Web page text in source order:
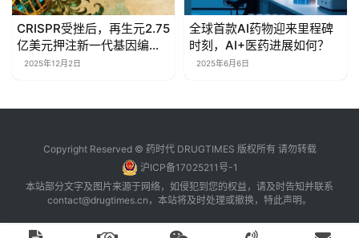
CRISPR受挫后，再生元2.75
亿美元押注新一代基因编辑
技术
2025年12月2日
全球首款AI药物迎来里程碑
时刻，AI+医药进展如何？
2025年6月6日
Copyright Reserved © 药时代 DRUGTIMES 版权所有 请勿转载
沪ICP备17025211号-1
本站部分文字及图片来源于网络，如侵犯到您的权益，请及时告知并联系
contact@drugtimes.cn ，本站将及时处理或撤换，特此声明。